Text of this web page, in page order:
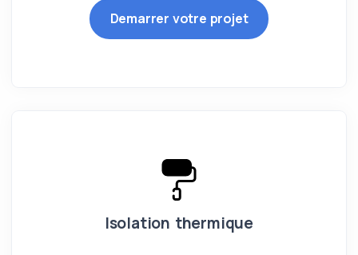
Demarrer votre projet
Isolation thermique